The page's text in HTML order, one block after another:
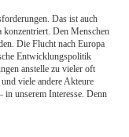
Das ist auch
Den Menschen
Die Flucht nach Europa
Entwicklungspolitik
anstelle zu vieler oft
viele andere Akteure
in unserem Interesse. Denn